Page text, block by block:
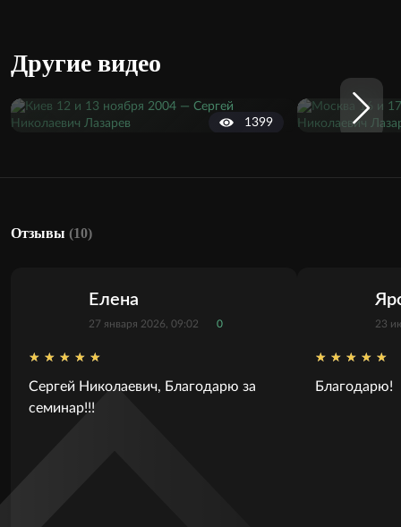
Другие видео
1399
Отзывы (10)
Елена
27 января 2026, 09:02 0
Сергей Николаевич, Благодарю за
семинар!!!
23
Благодарю!